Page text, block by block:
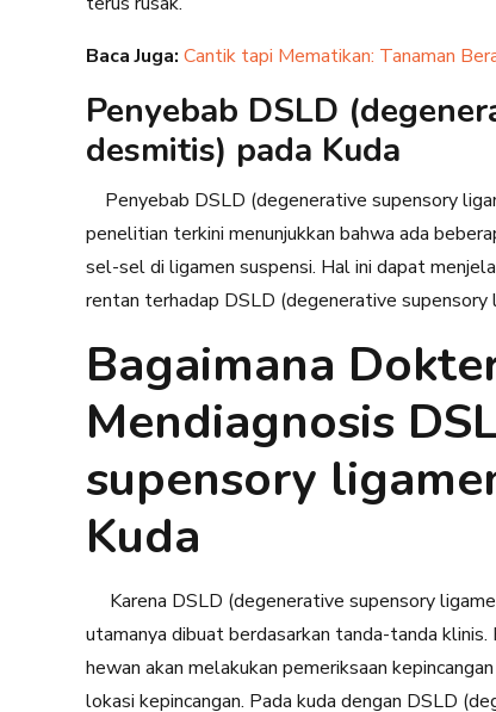
Baca Juga: Cantik tapi Mematikan: Tanaman
Penyebab DSLD
desmitis) pada Kuda
Penyebab DSLD (degenerative supensory
penelitian terkini menunjukkan bahwa ada
sel-sel di ligamen suspensi. Hal ini dapat
rentan terhadap DSLD (degenerative
Bagaimana
Mendiagnosis
supensory
Kuda
Karena DSLD (degenerative supensory
utamanya dibuat berdasarkan tanda-tanda
hewan akan melakukan pemeriksaan
lokasi kepincangan. Pada kuda dengan DSLD